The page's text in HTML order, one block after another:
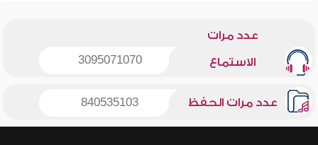
عدد مرات
الاستماع 3095071070
عدد مرات الحفظ 840535103